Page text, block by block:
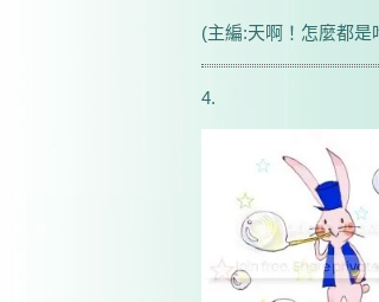
(主編:天啊！怎麼都
4.